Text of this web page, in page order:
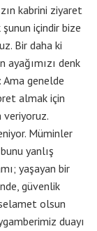
kabrini ziyaret
içindir bize
Bir daha ki
denk
: Ama genelde
almak için
veriyoruz.
Müminler
yanlış
yaşayan bir
güvenlik
olsun
duayı